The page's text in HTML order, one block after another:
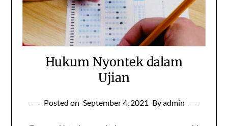
Hukum Nyontek dalam
Ujian
Posted on September 4, 2021 By admin